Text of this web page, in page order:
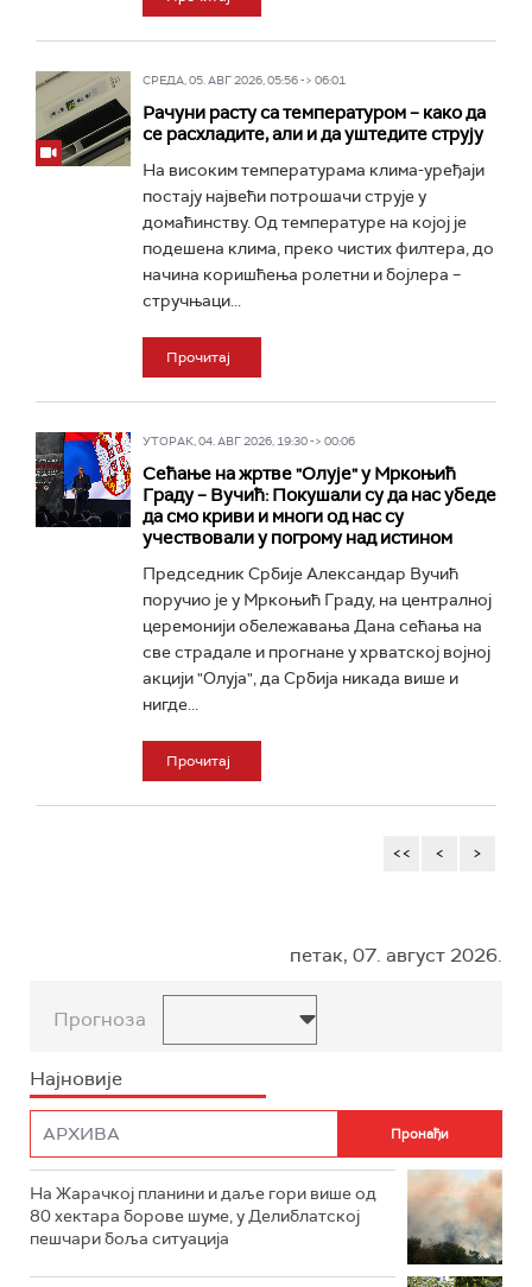
СРЕДА, 05. АВГ 2026, 05:56 -> 06:01
Рачуни расту са температуром – како да
се расхладите, али и да уштедите струју
На високим температурама клима-уређаји
постају највећи потрошачи струје у
домаћинству. Од температуре на којој је
подешена клима, преко чистих филтера, до
начина коришћења ролетни и бојлера –
стручњаци...
Прочитај
УТОРАК, 04. АВГ 2026, 19:30 -> 00:06
Сећање на жртве "Олује" у Мркоњић
Граду – Вучић: Покушали су да нас убеде
да смо криви и многи од нас су
учествовали у погрому над истином
Председник Србије Александар Вучић
поручио је у Мркоњић Граду, на централној
церемонији обележавања Дана сећања на
све страдале и прогнане у хрватској војној
акцији "Олуја", да Србија никада више и
нигде...
Прочитај
<< < >
петак, 07. август 2026.
Прогноза
Најновије
На Жарачкој планини и даље гори више од
80 хектара борове шуме, у Делиблатској
пешчари боља ситуација